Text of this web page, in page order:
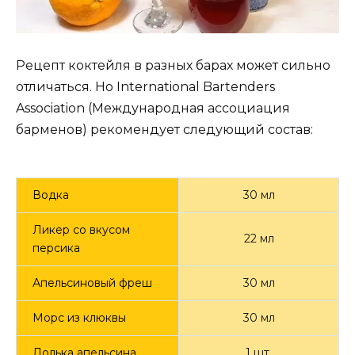
Рецепт коктейля в разных барах может сильно
отличаться. Но International Bartenders
Association (Международная ассоциация
барменов) рекомендует следующий состав:
Водка 30 мл
Ликер со вкусом
персика
22 мл
Апельсиновый фреш 30 мл
Морс из клюквы 30 мл